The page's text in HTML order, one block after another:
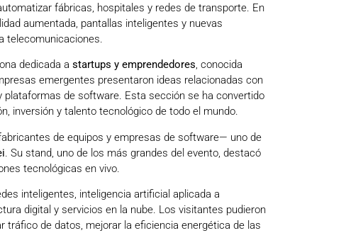
fábricas, hospitales y redes de transporte. En
aumentada, pantallas inteligentes y nuevas
telecomunicaciones.
dedicada a startups y emprendedores, conocida
emergentes presentaron ideas relacionadas con
de software. Esta sección se ha convertido
inversión y talento tecnológico de todo el mundo.
de equipos y empresas de software— uno de
. Su stand, uno de los más grandes del evento, destacó
tecnológicas en vivo.
inteligentes, inteligencia artificial aplicada a
digital y servicios en la nube. Los visitantes pudieron
tráfico de datos, mejorar la eficiencia energética de las